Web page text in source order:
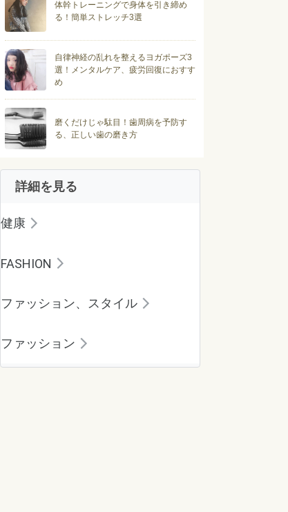
体幹トレーニングで身体を引き締め
る！簡単ストレッチ3選
自律神経の乱れを整えるヨガポーズ3
選！メンタルケア、疲労回復におすす
め
磨くだけじゃ駄目！歯周病を予防す
る、正しい歯の磨き方
詳細を見る
健康
FASHION
ファッション、スタイル
ファッション